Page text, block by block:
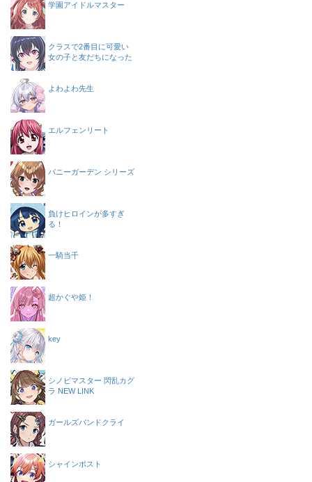
学園アイドルマスター
クラスで2番目に可愛い
女の子と友だちになった
よわよわ先生
エルフェンリート
バニーガーデン シリーズ
負けヒロインが多すぎ
る！
一騎当千
超かぐや姫！
key
シノビマスター 閃乱カグ
ラ NEW LINK
ガールズバンドクライ
シャインポスト